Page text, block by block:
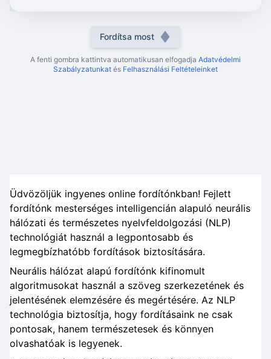
Fordítsa most
A fenti gombra kattintva automatikusan elfogadja Adatvédelmi
Szabályzatunkat és Felhasználási Feltételeinket
Üdvözöljük ingyenes online fordítónkban! Fejlett
fordítónk mesterséges intelligencián alapuló neurális
hálózati és természetes nyelvfeldolgozási (NLP)
technológiát használ a legpontosabb és
legmegbízhatóbb fordítások biztosítására.
Neurális hálózat alapú fordítónk kifinomult
algoritmusokat használ a szöveg szerkezetének és
jelentésének elemzésére és megértésére. Az NLP
technológia biztosítja, hogy fordításaink ne csak
pontosak, hanem természetesek és könnyen
olvashatóak is legyenek.